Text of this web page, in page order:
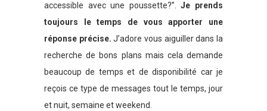
accessible avec une poussette?”.Je prends
toujours le temps de vous apporter une
réponse précise.J’adore vous aiguiller dans la
recherche de bons plans mais cela demande
beaucoup de temps et de disponibilité car je
reçois ce type de messages tout le temps, jour
et nuit, semaine et weekend.